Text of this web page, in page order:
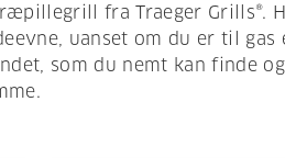
fra Traeger Grills®.
uanset om du er til gas
som du nemt kan finde og